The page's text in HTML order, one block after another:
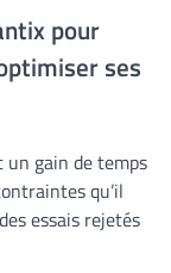
pour
ses
gain de temps
qu’il
essais rejetés